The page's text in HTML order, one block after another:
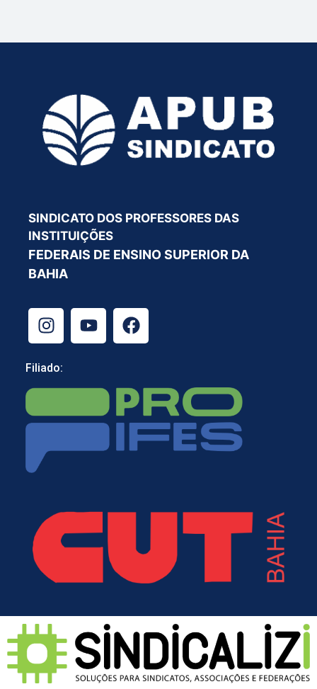
SINDICATO DOS PROFESSORES DAS
INSTITUIÇÕES
FEDERAIS DE ENSINO SUPERIOR DA
BAHIA
Filiado: